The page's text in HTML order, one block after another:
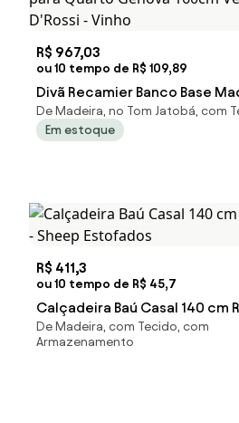
R$ 967,03
ou 10 tempo de R$ 109,89
Divã Recamier Banco Base
para Quarto Gênova 160cm
S04 - D'Rossi - Vinho
De Madeira, no Tom Jatobá, com
Em estoque
R$ 411,3
ou 10 tempo de R$ 45,7
Calçadeira Baú Casal 140 cm
- Sheep Estofados
De Madeira, com Tecido, com
Armazenamento